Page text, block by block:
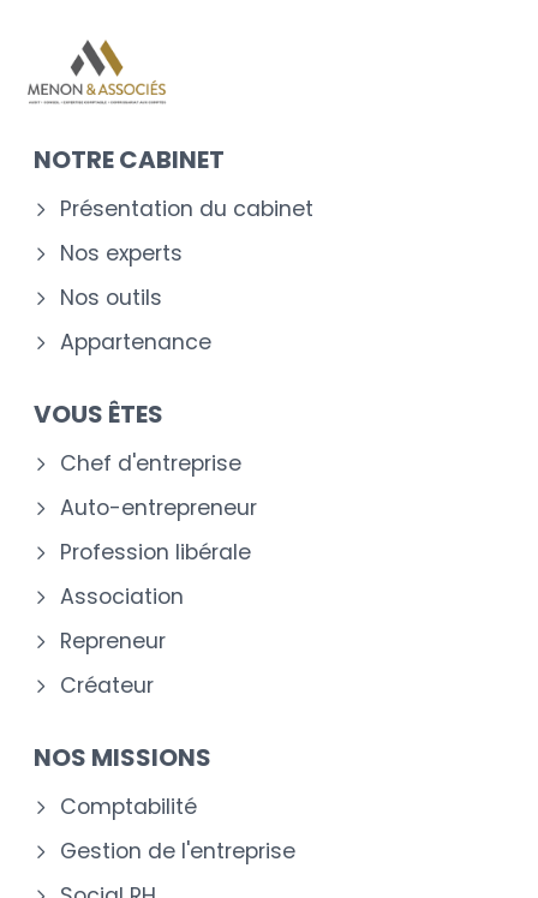
NOTRE CABINET
Présentation du cabinet
Nos experts
Nos outils
Appartenance
VOUS ÊTES
Chef d'entreprise
Auto-entrepreneur
Profession libérale
Association
Repreneur
Créateur
NOS MISSIONS
Comptabilité
Gestion de l'entreprise